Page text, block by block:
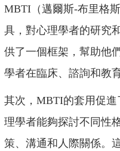
MBTI（邁爾斯-布里格
具，對心理學者的研究
供了一個框架，幫助他
學者在臨床、諮詢和教
其次，MBTI的套用促
理學者能夠探討不同性
策、溝通和人際關係。